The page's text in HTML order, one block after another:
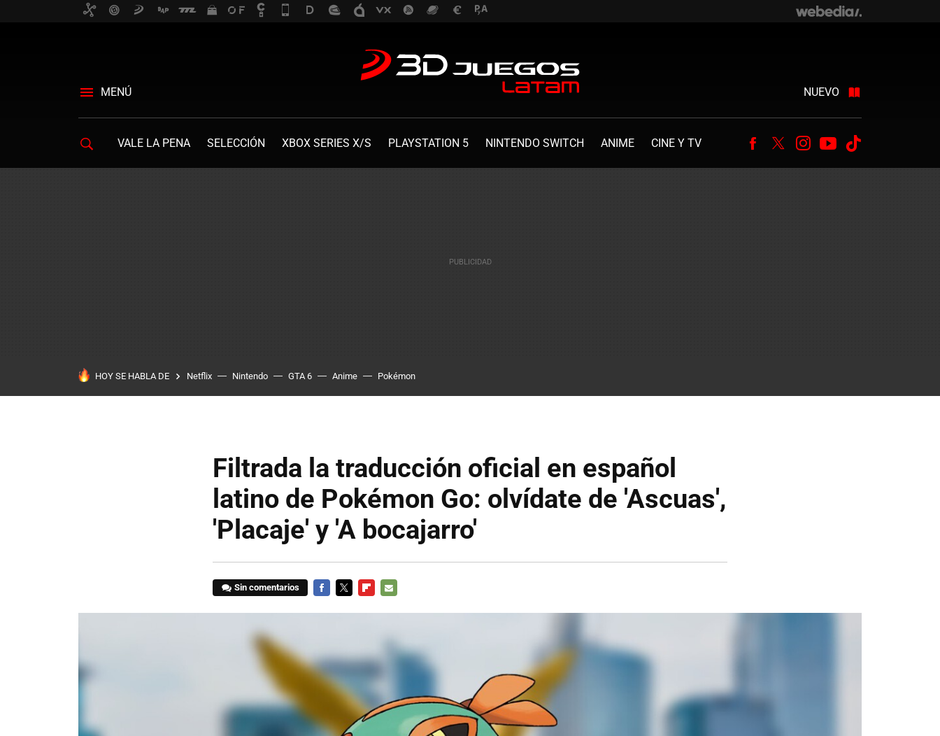
MENÚ NUEVO
VALE LA PENA SELECCIÓN XBOX SERIES X/S PLAYSTATION 5 NINTENDO SWITCH ANIME CINE Y TV Facebook
TwitterInstagram
Youtube
HOY SE HABLA DE Netflix Nintendo GTA 6 Anime Pokémon
Filtrada la traducción oficial en español
latino de Pokémon Go: olvídate de 'Ascuas',
'Placaje' y 'A bocajarro'
Sin comentarios